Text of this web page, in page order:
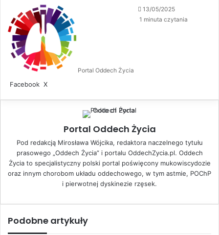
Portal Oddech Życia
13/05/2025
1 minuta czytania
Facebook X
I
n
i
a
E
m
Portal Oddech Życia
Pod redakcją Mirosława Wójcika, redaktora naczelnego tytułu
prasowego „Oddech Życia” i portalu OddechZycia.pl. Oddech
Życia to specjalistyczny polski portal poświęcony mukowiscydozie
oraz innym chorobom układu oddechowego, w tym astmie, POChP
i pierwotnej dyskinezie rzęsek.
Podobne artykuły